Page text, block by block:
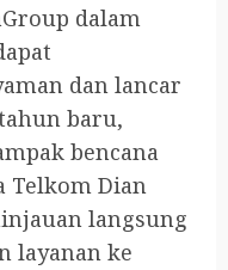
dalam
dan lancar
baru,
bencana
Telkom Dian
langsung
layanan ke